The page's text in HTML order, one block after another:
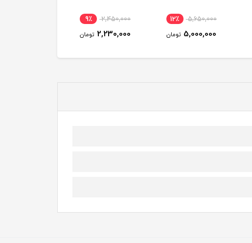
5,650,000 12٪
5,000,000 تومان
2,450,000 9٪
2,230,000 تومان